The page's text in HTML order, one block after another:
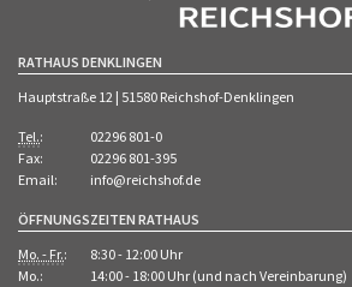
RATHAUS DENKLINGEN
Hauptstraße 12 | 51580 Reichshof-Denklingen
Tel.:
02296 801-0
Fax:
02296 801-395
Email:
info@reichshof.de
ÖFFNUNGSZEITEN RATHAUS
Mo. - Fr.:
8:30 - 12:00 Uhr
Mo.:
14:00 - 18:00 Uhr (und nach Vereinbarung)